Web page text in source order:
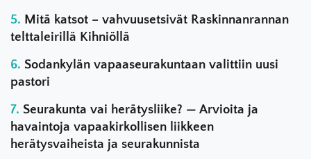
Mitä katsot – vahvuusetsivät Raskinnanrannan
telttaleirillä Kihniöllä
Sodankylän vapaaseurakuntaan valittiin uusi
pastori
Seurakunta vai herätysliike? — Arvioita ja
havaintoja vapaakirkollisen liikkeen
herätysvaiheista ja seurakunnista